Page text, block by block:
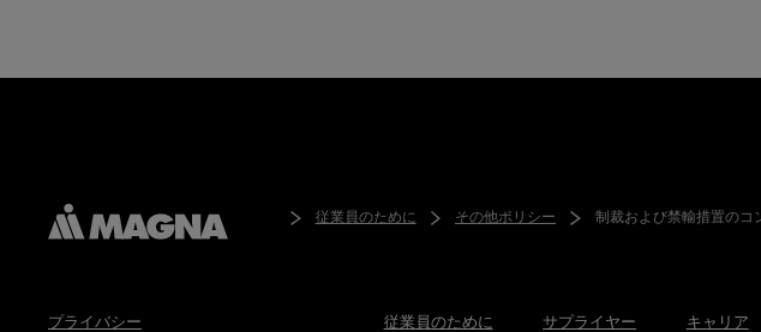
従業員のために その他ポリシー 制裁および禁輸措置のコ
プライバシー 従業員のために サプライヤー キャリア